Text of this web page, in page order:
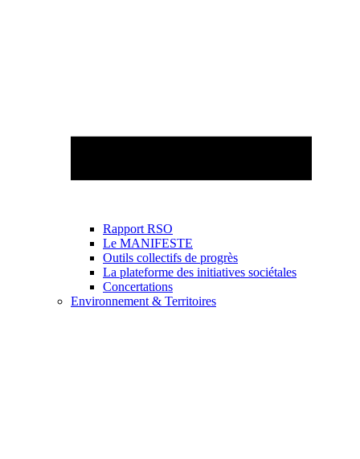
Rapport RSO
Le MANIFESTE
Outils collectifs de progrès
La plateforme des initiatives sociétales
Concertations
Environnement & Territoires